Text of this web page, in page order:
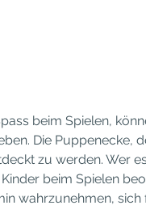
beim Spielen,
Die Puppenecke,
zu werden. Wer
beim Spielen
wahrzunehmen,